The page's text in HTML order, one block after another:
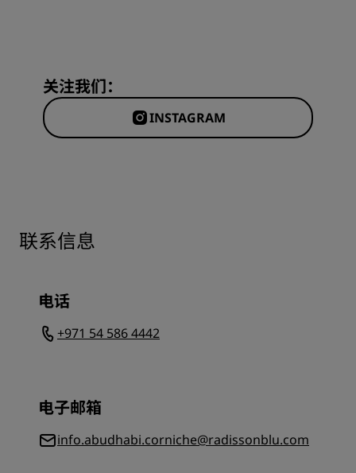
关注我们：
INSTAGRAM
联系信息
电话
+971 54 586 4442
电子邮箱
info.abudhabi.corniche@radissonblu.com